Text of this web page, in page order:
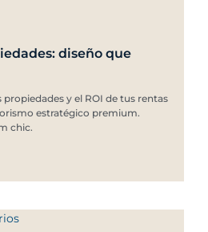
diseño que
y el ROI de tus rentas
estratégico premium.
chic.